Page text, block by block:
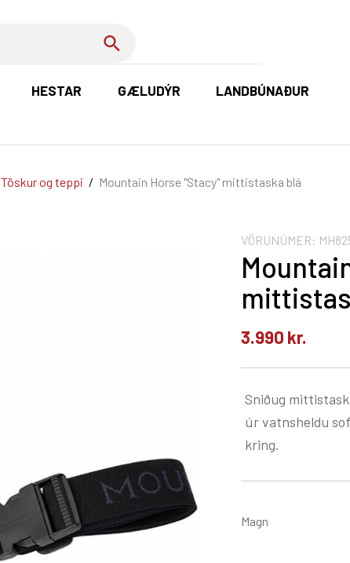
HESTAR GÆLUDÝR LANDBÚNAÐUR
Töskur og teppi / Mountain Horse "Stacy" mittistaska blá
VÖRUNÚMER:
3.990 kr.
Sniðug
úr vatnsheldu
kring.
Magn